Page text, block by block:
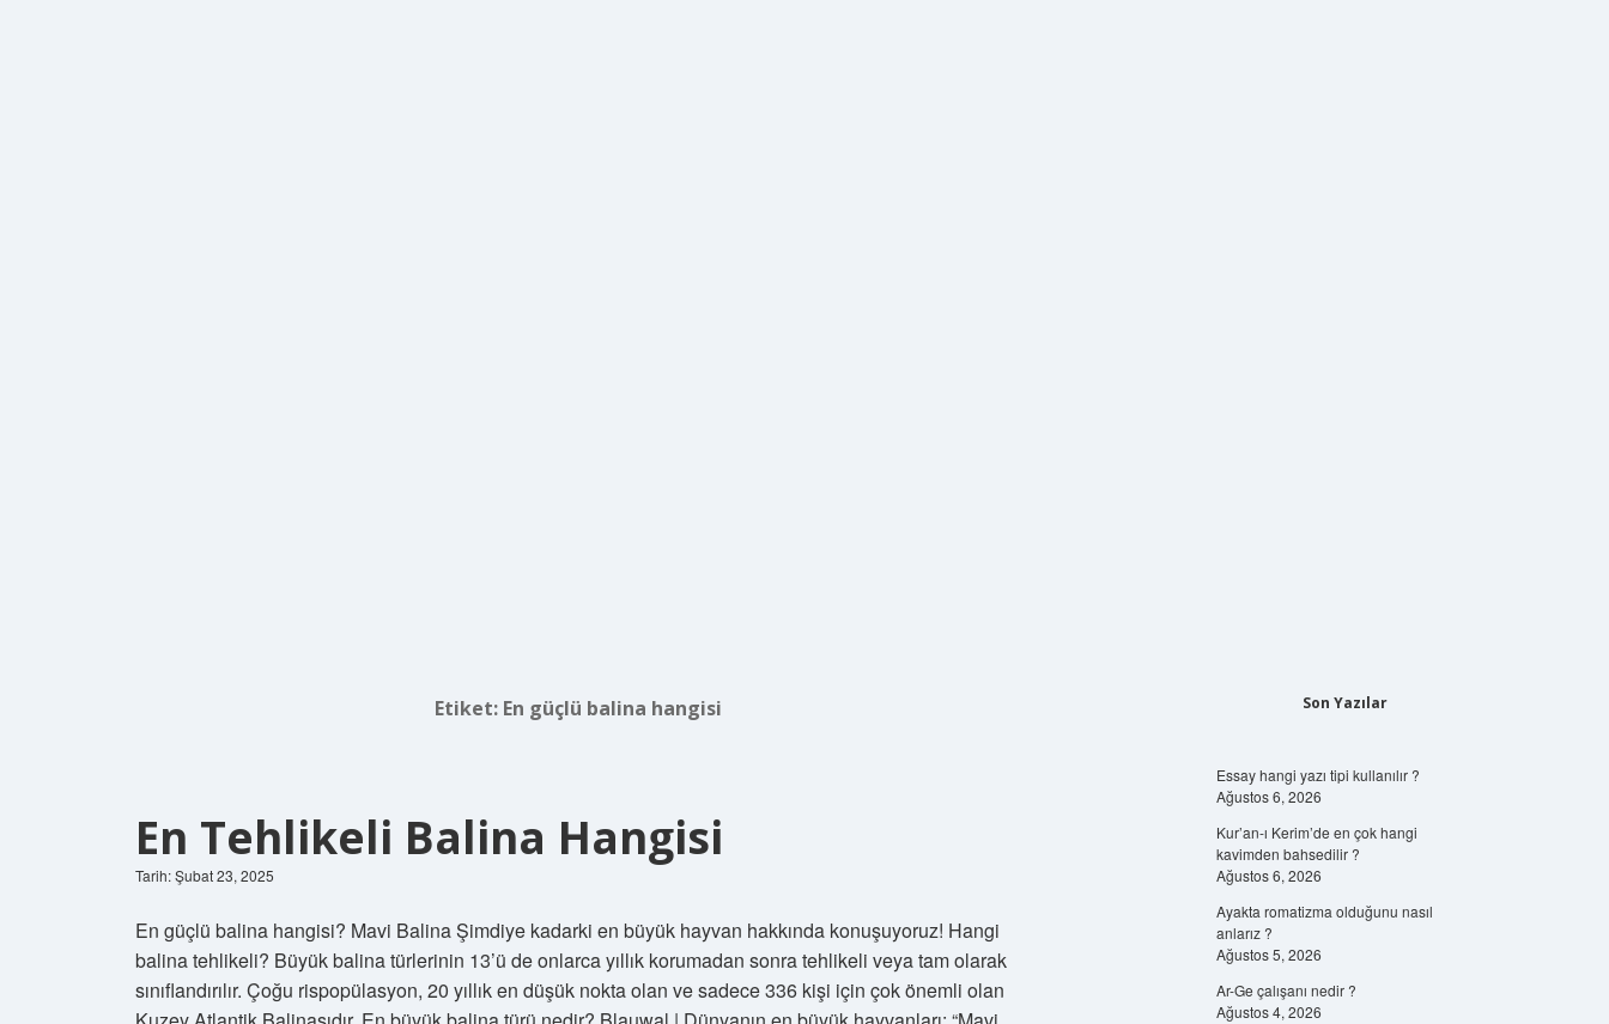
Etiket: En güçlü balina hangisi
En Tehlikeli Balina Hangisi
Tarih: Şubat 23, 2025
En güçlü balina hangisi? Mavi Balina Şimdiye kadarki en büyük hayvan hakkında konuşuyoruz! Hangi
balina tehlikeli? Büyük balina türlerinin 13’ü de onlarca yıllık korumadan sonra tehlikeli veya tam olarak
sınıflandırılır. Çoğu rispopülasyon, 20 yıllık en düşük nokta olan ve sadece 336 kişi için çok önemli olan
Son Yazılar
Essay hangi yazı tipi kullanılır ?
Ağustos 6, 2026
Kur’an-ı Kerim’de en çok hangi
kavimden bahsedilir ?
Ağustos 6, 2026
Ayakta romatizma olduğunu nasıl
anlarız ?
Ağustos 5, 2026
Ar-Ge çalışanı nedir ?
Ağustos 4, 2026